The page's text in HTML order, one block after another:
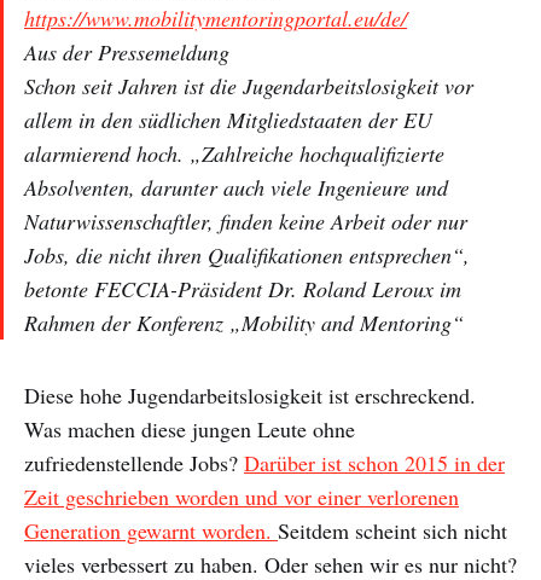
https://www.mobilitymentoringportal.eu/de/
Aus der Pressemeldung
Schon seit Jahren ist die Jugendarbeitslosigkeit vor
allem in den südlichen Mitgliedstaaten der EU
alarmierend hoch. „Zahlreiche hochqualifizierte
Absolventen, darunter auch viele Ingenieure und
Naturwissenschaftler, finden keine Arbeit oder nur
Jobs, die nicht ihren Qualifikationen entsprechen“,
betonte FECCIA-Präsident Dr. Roland Leroux im
Rahmen der Konferenz „Mobility and Mentoring“
Diese hohe Jugendarbeitslosigkeit ist erschreckend.
Was machen diese jungen Leute ohne
zufriedenstellende Jobs? Darüber ist schon 2015 in der
Zeit geschrieben worden und vor einer verlorenen
Generation gewarnt worden. Seitdem scheint sich nicht
vieles verbessert zu haben. Oder sehen wir es nur nicht?